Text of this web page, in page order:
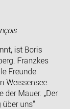
ist Boris
Franzkes
Freunde
Weissensee.
der Mauer. „Der
uns“